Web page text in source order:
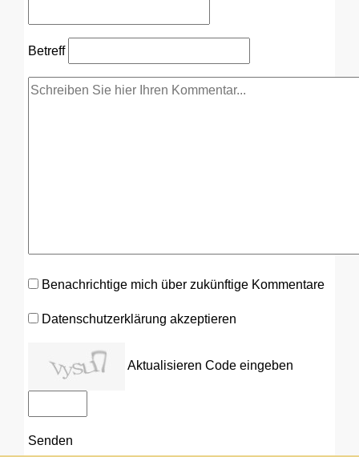
Betreff
Benachrichtige mich über zukünftige Kommentare
Datenschutzerklärung akzeptieren
Aktualisieren Code eingeben
Senden